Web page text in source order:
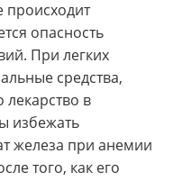
происходит
опасность
При легких
средства,
лекарство в
избежать
железа при анемии
того, как его